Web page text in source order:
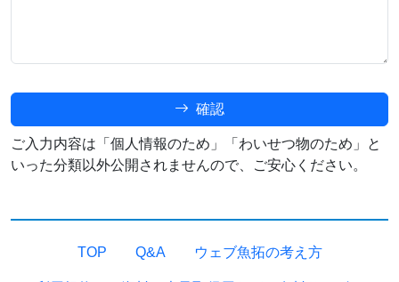
確認
ご入力内容は「個人情報のため」「わいせつ物のため」と
いった分類以外公開されませんので、ご安心ください。
TOP Q&A ウェブ魚拓の考え方